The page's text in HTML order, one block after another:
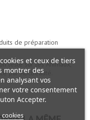
de préparation
testé sur les Animaux,
par Abcbeauté.
et ceux de tiers
montrer des
analysant vos
votre consentement
Accepter.